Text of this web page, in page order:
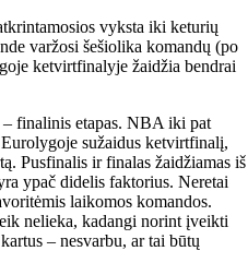
vyksta iki keturių
varžosi šešiolika komandų (po
ketvirtfinalyje žaidžia bendrai
finalinis etapas. NBA iki pat
sužaidus ketvirtfinalį,
Pusfinalis ir finalas žaidžiamas iš
ypač didelis faktorius. Neretai
laikomos komandos.
nelieka, kadangi norint įveikti
– nesvarbu, ar tai būtų